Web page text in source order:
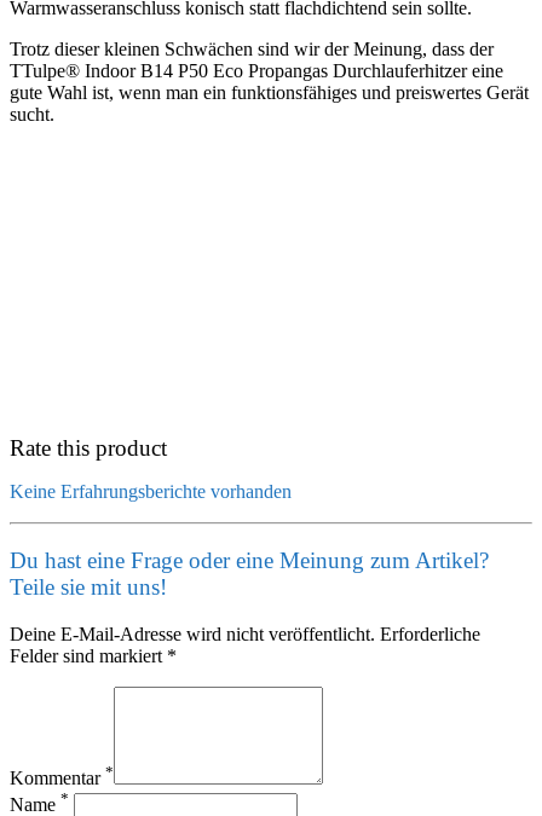
Warmwasseranschluss konisch statt flachdichtend sein sollte.
Trotz dieser kleinen Schwächen sind wir der Meinung, dass der
TTulpe® Indoor B14 P50 Eco Propangas Durchlauferhitzer eine
gute Wahl ist, wenn man ein funktionsfähiges und preiswertes Gerät
sucht.
Rate this product
Keine Erfahrungsberichte vorhanden
Du hast eine Frage oder eine Meinung zum Artikel?
Teile sie mit uns!
Deine E-Mail-Adresse wird nicht veröffentlicht. Erforderliche
Felder sind markiert *
Kommentar *
Name *